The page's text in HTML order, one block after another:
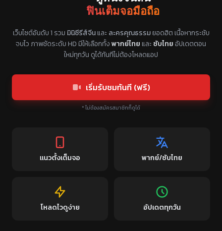
ฟินเต็มจอมือถือ
เว็บไซต์อันดับ 1 รวม มินิซีรีส์จีนและ ละครคุณธรรมยอดฮิต เนื้อหากระชับ
จบไว ภาพชัดระดับ HD มีให้เลือกทั้งพากย์ไทยและ ซับไทยอัปเดตตอน
ใหม่ทุกวัน ดูได้ทันทีไม่ต้องโหลดแอป
เริ่มรับชมทันที (ฟรี)
* ไม่ต้องสมัครสมาชิกก็ดูได้
แนวตั้งเต็มจอ พากย์/ซับไทย
โหลดไวดูง่าย อัปเดตทุกวัน